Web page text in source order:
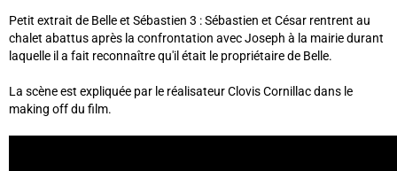
Petit extrait de Belle et Sébastien 3 : Sébastien et César rentrent au
chalet abattus après la confrontation avec Joseph à la mairie durant
laquelle il a fait reconnaître qu'il était le propriétaire de Belle.
La scène est expliquée par le réalisateur Clovis Cornillac dans le
making off du film.